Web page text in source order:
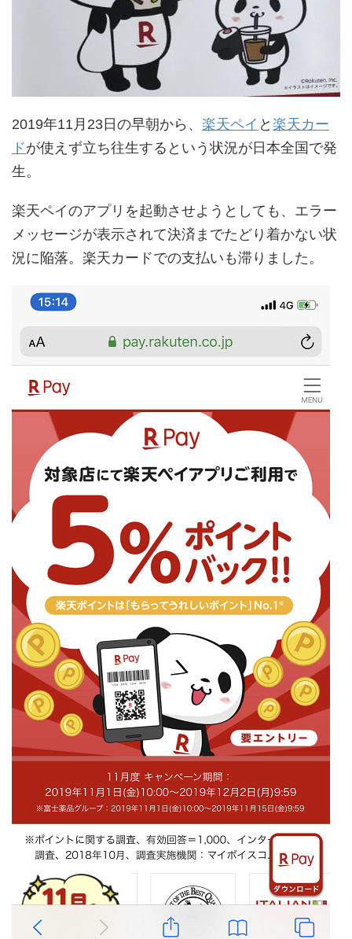
2019年11月23日の早朝から、 楽天ペイ と 楽天カー
ドが使えず立ち往生するという状況が日本全国で発
生。
楽天ペイのアプリを起動させようとしても、エラー
メッセージが表示されて決済までたどり着かない状
況に陥落。楽天カードでの支払いも滞りました。